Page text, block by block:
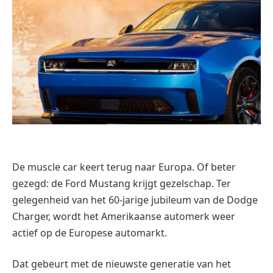
De muscle car keert terug naar Europa. Of beter
gezegd: de Ford Mustang krijgt gezelschap. Ter
gelegenheid van het 60-jarige jubileum van de Dodge
Charger, wordt het Amerikaanse automerk weer
actief op de Europese automarkt.
Dat gebeurt met de nieuwste generatie van het